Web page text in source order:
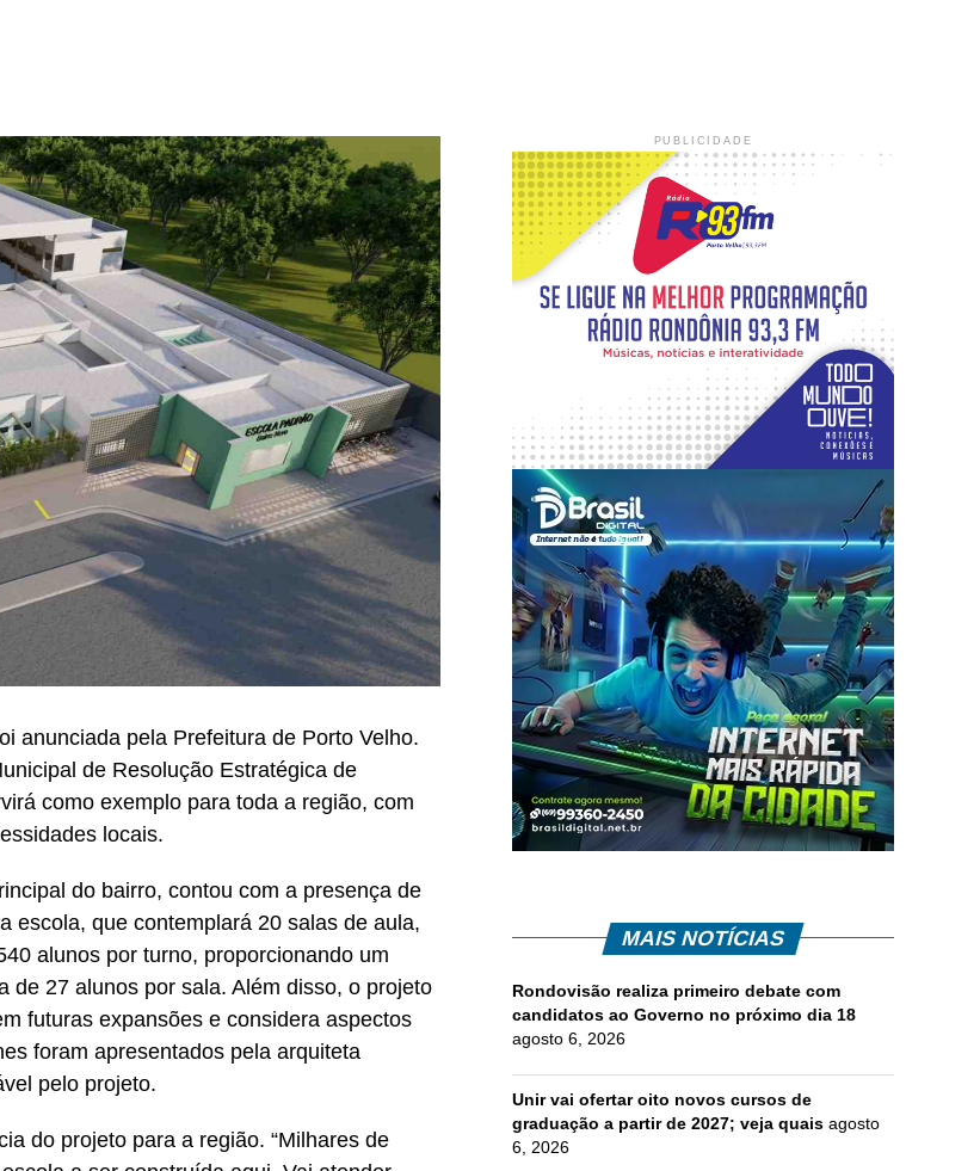
anunciada pela Prefeitura de Porto Velho.
de Resolução Estratégica de
como exemplo para toda a região, com
locais.
do bairro, contou com a presença de
escola, que contemplará 20 salas de aula,
alunos por turno, proporcionando um
de 27 alunos por sala. Além disso, o projeto
futuras expansões e considera aspectos
foram apresentados pela arquiteta
pelo projeto.
do projeto para a região. “Milhares de
PUBLICIDADE
MAIS NOTÍCIAS
Rondovisão realiza primeiro debate com
candidatos ao Governo no próximo dia 18
agosto 6, 2026
Unir vai ofertar oito novos cursos de
graduação a partir de 2027; veja quais agosto
6, 2026